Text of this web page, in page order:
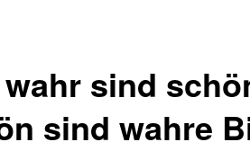
sind
sind wahre